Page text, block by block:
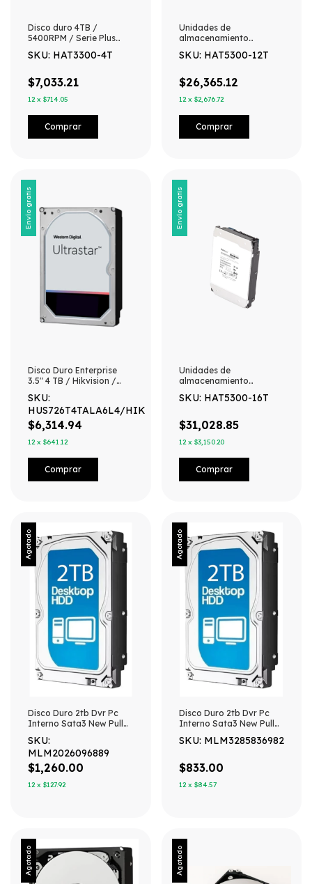
Disco duro 4TB /
5400RPM / Serie Plus
Especializados para NAS
SKU: HAT3300-4T
$7,033.21
12 x $714.05
Unidades de
almacenamiento
duro 12TB / 7200RPM /
SKU: HAT5300-12T
$26,365.12
12 x $2,676.72
Envío gratis
Disco Duro Enterprise
3.5" 4 TB / Hikvision /
Rendimiento /
Recomendado para
NVRs HIKVISION
SKU:
HUS726T4TALA6L4/HIK
$6,314.94
12 x $641.12
Envío gratis
Unidades de
almacenamiento
duro 16TB / 7200RPM /
SKU: HAT5300-16T
$31,028.85
12 x $3,150.20
Agotado
Disco Duro 2tb Dvr Pc
Interno Sata3 New Pull
SKU:
MLM2026096889
$1,260.00
12 x $127.92
Agotado
Disco Duro 2tb Dvr Pc
Interno Sata3 New Pull
SKU: MLM3285836982
$833.00
12 x $84.57
Agotado Agotado